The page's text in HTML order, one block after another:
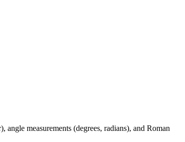
measurements (degrees, radians), and Roman